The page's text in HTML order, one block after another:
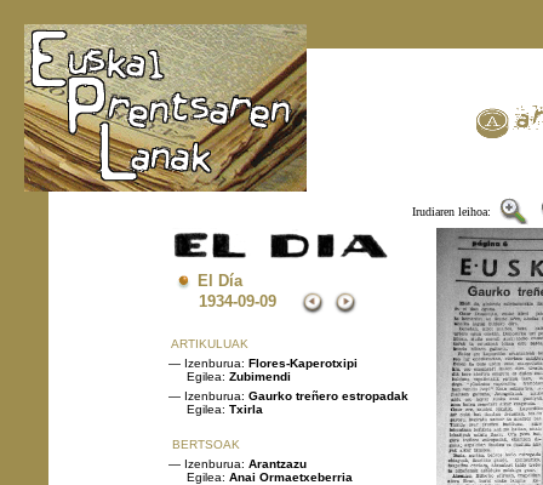
Irudiaren leihoa:
El Día
1934-09-09
ARTIKULUAK
— Izenburua: Flores-Kaperotxipi
Egilea: Zubimendi
— Izenburua: Gaurko treñero estropadak
Egilea: Txirla
BERTSOAK
— Izenburua: Arantzazu
Egilea: Anai Ormaetxeberria